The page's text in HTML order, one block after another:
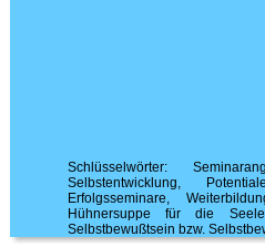
Schlüsselwörter:
Selbstentwicklung,
Erfolgsseminare,
Hühnersuppe für die
Selbstbewußtsein bzw.